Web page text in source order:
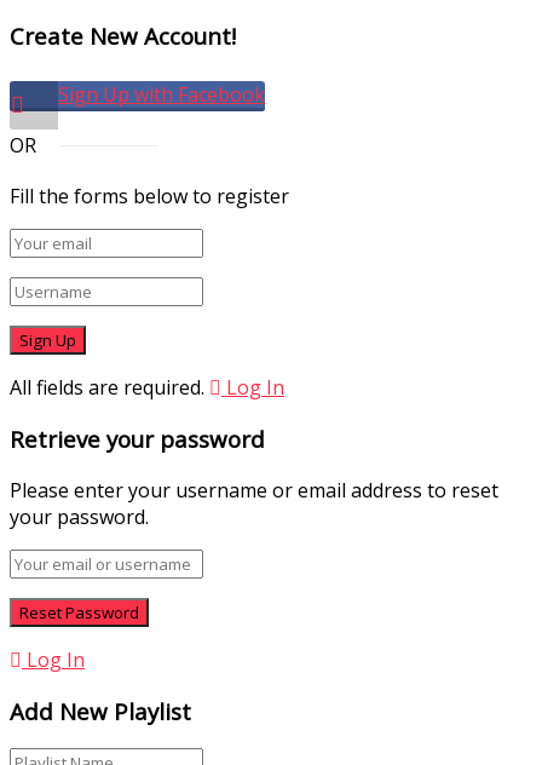
Create New Account!
Sign Up with Facebook
OR
Fill the forms below to register
All fields are required. Log In
Retrieve your password
Please enter your username or email address to reset
your password.
Log In
Add New Playlist